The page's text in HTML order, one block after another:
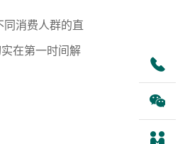
同消费人群的直
在第一时间解